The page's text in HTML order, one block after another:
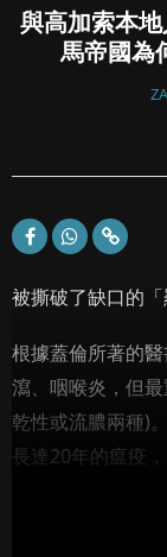
與高加索本
馬帝國為
被撕破了缺口的「
根據蓋倫所著的
瀉、咽喉炎，但
乾性或流膿兩種)
長達20年的瘟疫